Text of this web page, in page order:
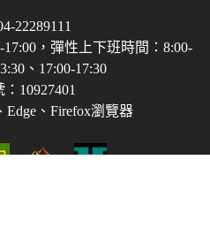
22289111
17:00，彈性上下班時間：8:00-
、17:00-17:30
10927401
Edge、Firefox瀏覽器